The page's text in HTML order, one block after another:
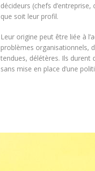
décideurs (chefs
que soit leur profil.
Leur origine peut être liée à
problèmes organisationnels,
tendues, délétères. Ils durent
sans mise en place d’une